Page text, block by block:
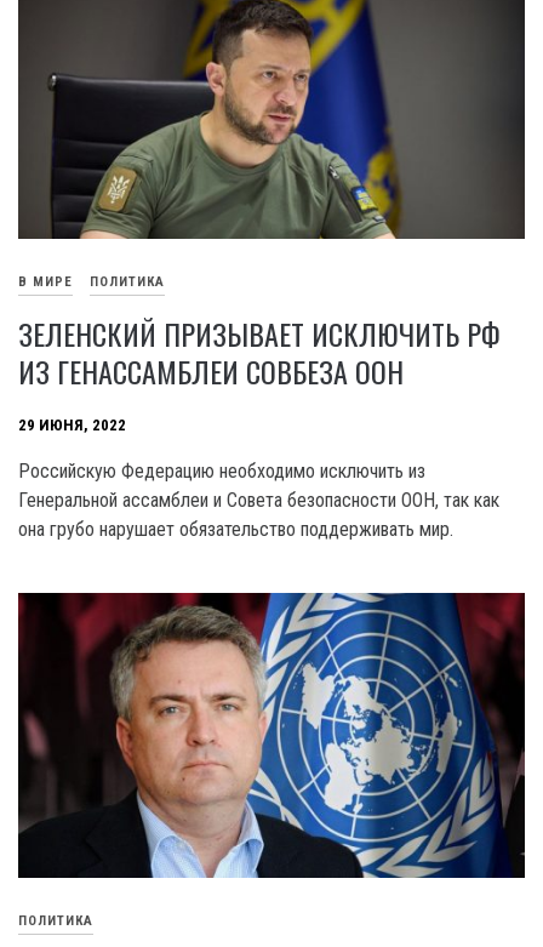
В МИРЕ ПОЛИТИКА
ЗЕЛЕНСКИЙ ПРИЗЫВАЕТ ИСКЛЮЧИТЬ РФ
ИЗ ГЕНАССАМБЛЕИ СОВБЕЗА ООН
29 ИЮНЯ, 2022
Российскую Федерацию необходимо исключить из
Генеральной ассамблеи и Совета безопасности ООН, так как
она грубо нарушает обязательство поддерживать мир.
ПОЛИТИКА